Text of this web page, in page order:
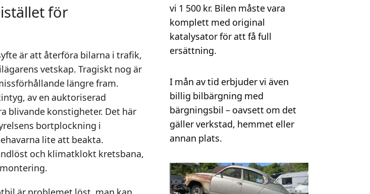
för
är att återföra bilarna i trafik,
vetskap. Tragiskt nog är
längre fram.
av en auktoriserad
blivande konstigheter. Det här
bortplockning i
lite att beakta.
och klimatklokt kretsbana,
vi 1 500 kr. Bilen måste vara
komplett med original
katalysator för att få full
ersättning.
I mån av tid erbjuder vi även
billig bilbärgning med
bärgningsbil – oavsett om det
gäller verkstad, hemmet eller
annan plats.